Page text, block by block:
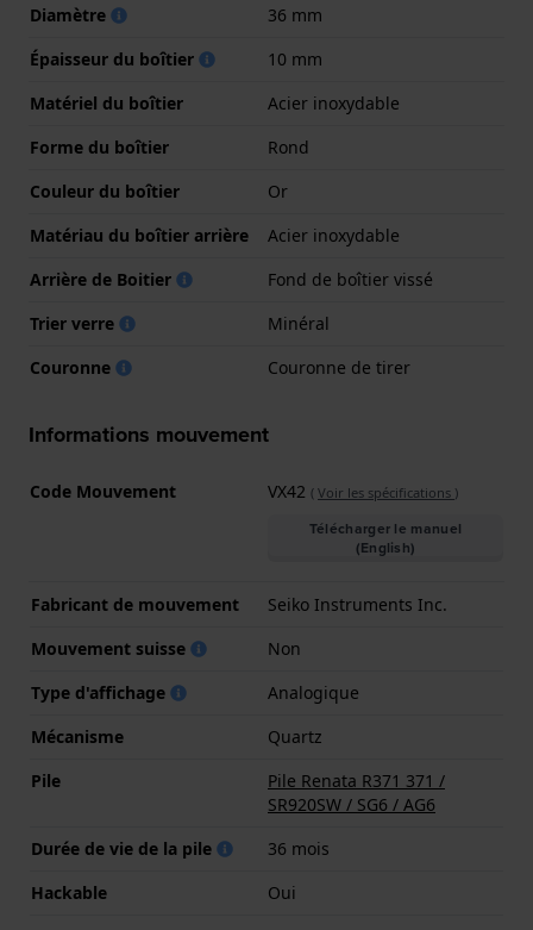
Diamètre
36 mm
Épaisseur du boîtier
10 mm
Matériel du boîtier
Acier inoxydable
Forme du boîtier
Rond
Couleur du boîtier
Or
Matériau du boîtier arrière
Acier inoxydable
Arrière de Boitier
Fond de boîtier vissé
Trier verre
Minéral
Couronne
Couronne de tirer
Informations mouvement
Code Mouvement VX42 ( Voir les spécifications )
Télécharger le manuel
(English)
Fabricant de mouvement
Seiko Instruments Inc.
Mouvement suisse
Non
Type d'affichage
Analogique
Mécanisme
Quartz
Pile
Pile Renata R371 371 /
SR920SW / SG6 / AG6
Durée de vie de la pile
36 mois
Hackable
Oui